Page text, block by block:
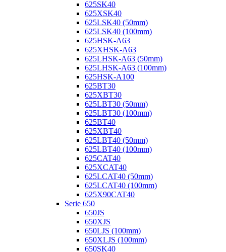
625SK40
625XSK40
625LSK40 (50mm)
625LSK40 (100mm)
625HSK-A63
625XHSK-A63
625LHSK-A63 (50mm)
625LHSK-A63 (100mm)
625HSK-A100
625BT30
625XBT30
625LBT30 (50mm)
625LBT30 (100mm)
625BT40
625XBT40
625LBT40 (50mm)
625LBT40 (100mm)
625CAT40
625XCAT40
625LCAT40 (50mm)
625LCAT40 (100mm)
625X90CAT40
Serie 650
650JS
650XJS
650LJS (100mm)
650XLJS (100mm)
650SK40